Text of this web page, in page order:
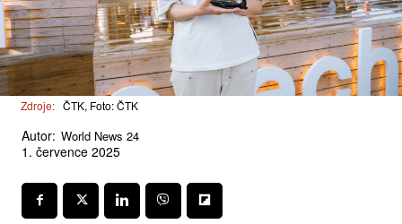
Zdroje: ČTK, Foto: ČTK
Autor: World News 24
1. července 2025